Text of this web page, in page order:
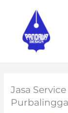
content
Jasa
Purbalingga